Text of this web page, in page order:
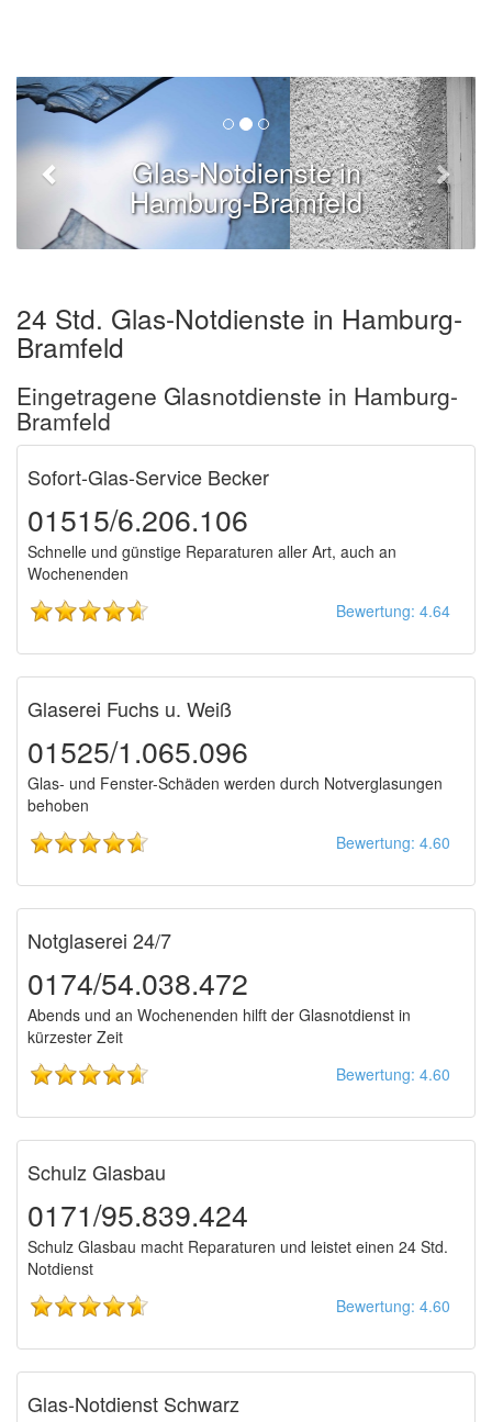
Glas-Notdienste in
Hamburg-Bramfeld
24 Std. Glas-Notdienste in Hamburg-
Bramfeld
Eingetragene Glasnotdienste in Hamburg-
Bramfeld
Sofort-Glas-Service Becker
01515/6.206.106
Schnelle und günstige Reparaturen aller Art, auch an
Wochenenden
Bewertung: 4.64
Glaserei Fuchs u. Weiß
01525/1.065.096
Glas- und Fenster-Schäden werden durch Notverglasungen
behoben
Bewertung: 4.60
Notglaserei 24/7
0174/54.038.472
Abends und an Wochenenden hilft der Glasnotdienst in
kürzester Zeit
Bewertung: 4.60
Schulz Glasbau
0171/95.839.424
Schulz Glasbau macht Reparaturen und leistet einen 24 Std.
Notdienst
Bewertung: 4.60
Glas-Notdienst Schwarz